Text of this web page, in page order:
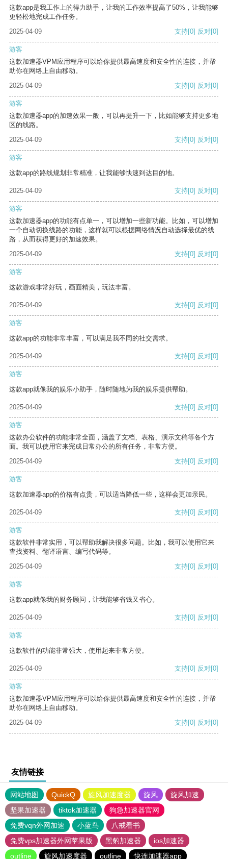
这款app是我工作上的得力助手，让我的工作效率提高了50%，让我能够
更轻松地完成工作任务。
2025-04-09
支持[0] 反对[0]
游客
这款加速器VPM应用程序可以给你提供最高速度和安全性的连接，并帮
助你在网络上自由移动。
2025-04-09
支持[0] 反对[0]
游客
这款加速器app的加速效果一般，可以再提升一下，比如能够支持更多地
区的线路。
2025-04-09
支持[0] 反对[0]
游客
这款app的路线规划非常精准，让我能够快速到达目的地。
2025-04-09 支持[0] 反对[0]
游客
这款加速器app的功能有点单一，可以增加一些新功能。比如，可以增加
一个自动切换线路的功能，这样就可以根据网络情况自动选择最优的线
路，从而获得更好的加速效果。
2025-04-09
支持[0] 反对[0]
游客
这款游戏非常好玩，画面精美，玩法丰富。
2025-04-09 支持[0] 反对[0]
游客
这款app的功能非常丰富，可以满足我不同的社交需求。
2025-04-09 支持[0] 反对[0]
游客
这款app就像我的娱乐小助手，随时随地为我的娱乐提供帮助。
2025-04-09 支持[0] 反对[0]
游客
这款办公软件的功能非常全面，涵盖了文档、表格、演示文稿等各个方
面。我可以使用它来完成日常办公的所有任务，非常方便。
2025-04-09
支持[0] 反对[0]
游客
这款加速器app的价格有点贵，可以适当降低一些，这样会更加亲民。
2025-04-09 支持[0] 反对[0]
游客
这款软件非常实用，可以帮助我解决很多问题。比如，我可以使用它来
查找资料、翻译语言、编写代码等。
2025-04-09
支持[0] 反对[0]
游客
这款app就像我的财务顾问，让我能够省钱又省心。
2025-04-09 支持[0] 反对[0]
游客
这款软件的功能非常强大，使用起来非常方便。
2025-04-09 支持[0] 反对[0]
游客
这款加速器VPM应用程序可以给你提供最高速度和安全性的连接，并帮
助你在网络上自由移动。
2025-04-09
支持[0] 反对[0]
友情链接
网站地图 QuickQ 旋风加速度器 旋风
旋风加速
坚果加速器
tiktok加速器
狗急加速器官网
免费vqn外网加速
小蓝鸟
八戒看书
免费vps加速器外网苹果版
黑豹加速器
ios加速器
outline
旋风加速度器 outline 快连加速器app